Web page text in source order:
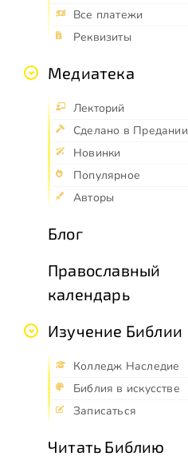
Все платежи
Реквизиты
Медиатека
Лекторий
Сделано в Предании
Новинки
Популярное
Авторы
Блог
Православный
календарь
Изучение Библии
Колледж Наследие
Библия в искусстве
Записаться
Читать Библию